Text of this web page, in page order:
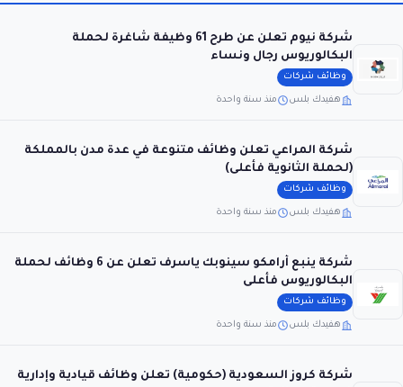
شركة نيوم تعلن عن طرح 61 وظيفة شاغرة لحملة
البكالوريوس رجال ونساء
وظائف شركات
هفيدك بلس منذ سنة واحدة
شركة المراعي تعلن وظائف متنوعة في عدة مدن بالمملكة
(لحملة الثانوية فأعلى)
وظائف شركات
هفيدك بلس منذ سنة واحدة
شركة ينبع أرامكو سينوبك ياسرف تعلن عن 6 وظائف لحملة
البكالوريوس فأعلى
وظائف شركات
هفيدك بلس منذ سنة واحدة
شركة كروز السعودية (حكومية) تعلن وظائف قيادية وإدارية